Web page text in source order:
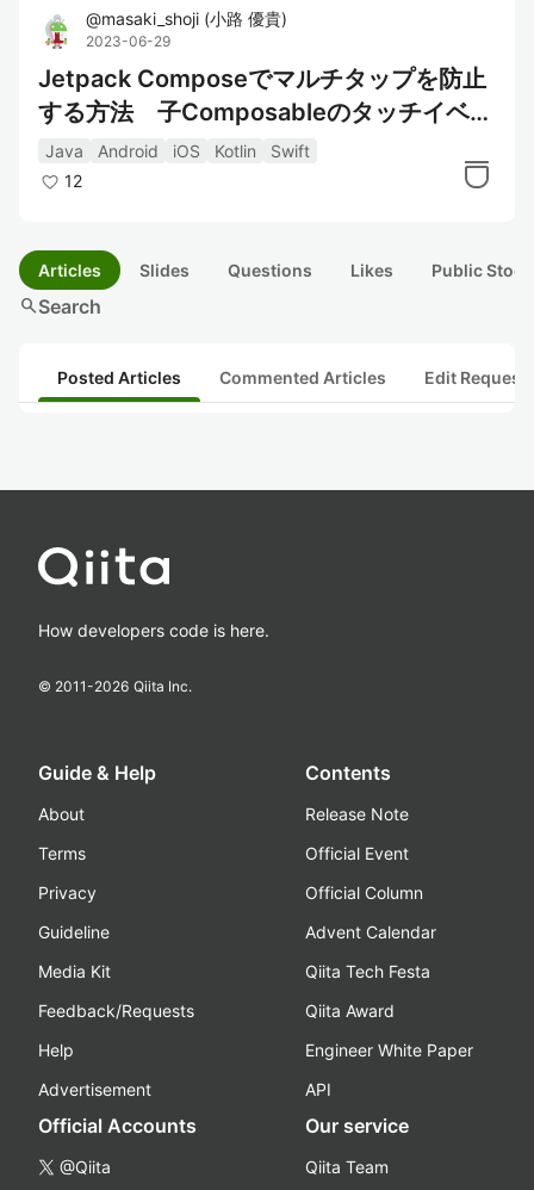
@masaki_shoji (小路 優貴)
2023-06-29
Jetpack Composeでマルチタップを防止
する方法 子Composableのタッチイベン
ト伝搬をキャンセルさせる
Java Android iOS Kotlin
Swift
12
Articles Slides Questions Likes Public
searchSearch
Posted Articles Commented Articles Edit
How developers code is here.
© 2011-2026 Qiita Inc.
Guide & Help
About
Terms
Privacy
Guideline
Media Kit
Feedback/Requests
Help
Advertisement
Contents
Release Note
Official Event
Official Column
Advent Calendar
Qiita Tech Festa
Qiita Award
Engineer White Paper
API
Official Accounts
@Qiita
Our service
Qiita Team